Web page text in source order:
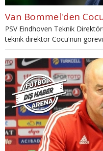
PSV Eindhoven Teknik
teknik direktör Cocu'nun